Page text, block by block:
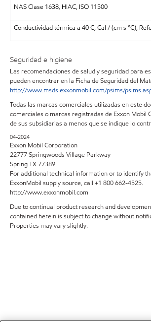
NAS Clase 1638, HIAC, ISO 11500
Conductividad térmica a 40 C, Cal / (cm s °C),
Seguridad e higiene
Las recomendaciones de salud y seguridad para
pueden encontrar en la Ficha de Seguridad del
http://www.msds.exxonmobil.com/psims/
Todas las marcas comerciales utilizadas en este
comerciales o marcas registradas de Exxon Mobil
de sus subsidiarias a menos que se indique lo
04-2024
Exxon Mobil Corporation
22777 Springwoods Village Parkway
Spring TX 77389
For additional technical information or to identify
ExxonMobil supply source, call +1 800 662-4525.
http://www.exxonmobil.com
Due to continual product research and
contained herein is subject to change without
Properties may vary slightly.